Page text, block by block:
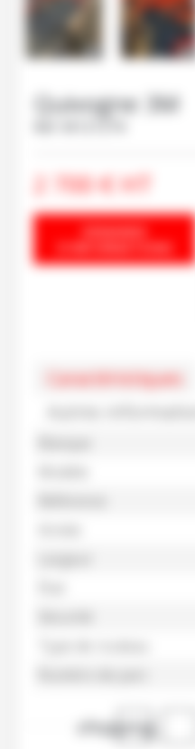
Quivogne 3M
2 700€HT
shopping_cart
Caractéristiques